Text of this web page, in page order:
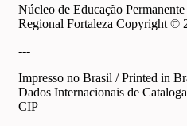
Núcleo de Educação
Regional Fortaleza Copyright ©
---
Impresso no Brasil / Printed in
Dados Internacionais de
CIP